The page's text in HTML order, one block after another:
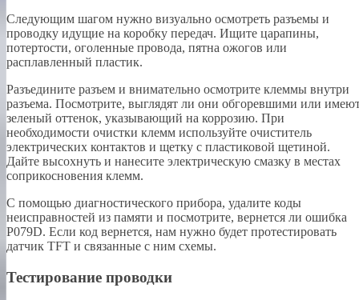
Следующим шагом нужно визуально осмотреть разъемы и
проводку идущие на коробку передач. Ищите царапины,
потертости, оголенные провода, пятна ожогов или
расплавленный пластик.
Разъедините разъем и внимательно осмотрите клеммы внутри
разъема. Посмотрите, выглядят ли они обгоревшими или
зеленый оттенок, указывающий на коррозию. При
необходимости очистки клемм используйте очиститель
электрических контактов и щетку с пластиковой щетиной.
Дайте высохнуть и нанесите электрическую смазку в местах
соприкосновения клемм.
С помощью диагностического прибора, удалите коды
неисправностей из памяти и посмотрите, вернется ли ошибка
P079D. Если код вернется, нам нужно будет протестировать
датчик TFT и связанные с ним схемы.
Тестирование проводки